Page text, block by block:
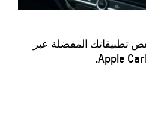
تطبيقاتك المفضلة عبر
.